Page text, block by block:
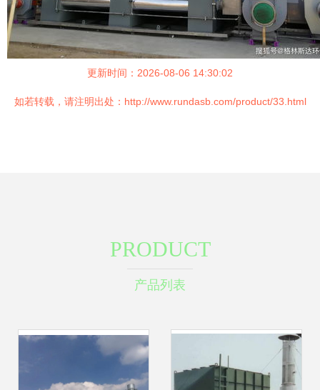
更新时间：2026-08-06 14:30:02
如若转载，请注明出处：http://www.rundasb.com/product/33.html
PRODUCT
产品列表